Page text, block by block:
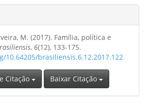
M. (2017). Família, política e
, 6(12), 133-175.
10.64205/brasiliensis.6.12.2017.122
Citação Baixar Citação